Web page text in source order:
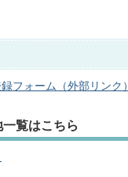
フォーム（外部リンク）
一覧はこちら